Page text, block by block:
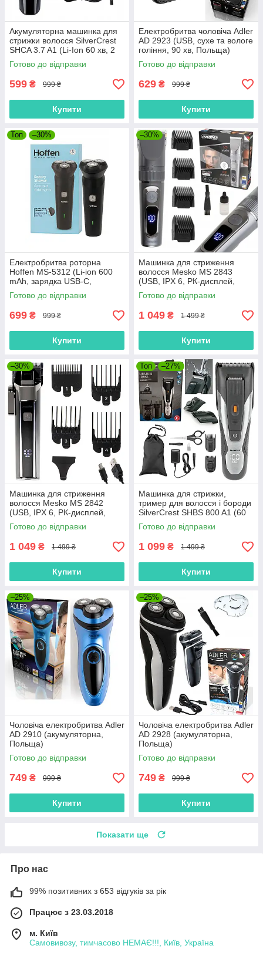
Акумуляторна машинка для
стрижки волосся SilverCrest
SHCA 3.7 A1 (Li-Ion 60 хв, 2
насадки 1-33 мм, USB-C,
Німеччина)
Готово до відправки
599 ₴ 999 ₴
Купити
Електробритва чоловіча Adler
AD 2923 (USB, сухе та вологе
гоління, 90 хв, Польща)
Готово до відправки
629 ₴ 999 ₴
Купити
Топ –30%
Електробритва роторна
Hoffen MS-5312 (Li-ion 600
mAh, зарядка USB-C,
висувний тример, Польща)
Готово до відправки
699 ₴ 999 ₴
Купити
–30%
Машинка для стриження
волосся Mesko MS 2843
(USB, IPX 6, РК-дисплей,
Польща)
Готово до відправки
1 049 ₴ 1 499 ₴
Купити
–30%
Машинка для стриження
волосся Mesko MS 2842
(USB, IPX 6, РК-дисплей,
Польща)
Готово до відправки
1 049 ₴ 1 499 ₴
Купити
Топ –27%
Машинка для стрижки,
тример для волосся і бороди
SilverCrest SHBS 800 A1 (60
хв, Німеччина)
Готово до відправки
1 099 ₴ 1 499 ₴
Купити
–25%
Чоловіча електробритва Adler
AD 2910 (акумуляторна,
Польща)
Готово до відправки
749 ₴ 999 ₴
Купити
–25%
Чоловіча електробритва Adler
AD 2928 (акумуляторна,
Польща)
Готово до відправки
749 ₴ 999 ₴
Купити
Показати ще
Про нас
99% позитивних з 653 відгуків за рік
Працює з 23.03.2018
м. Київ
Самовивозу, тимчасово НЕМАЄ!!!, Київ, Україна